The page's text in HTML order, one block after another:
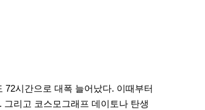
시간으로 대폭 늘어났다. 이때부터
리고 코스모그래프 데이토나 탄생